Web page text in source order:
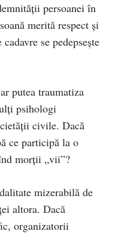
persoanei în
merită respect şi
se pedepseşte
putea traumatiza
psihologi
civile. Dacă
ce participă la o
morţii „vii”?
mizerabilă de
altora. Dacă
organizatorii